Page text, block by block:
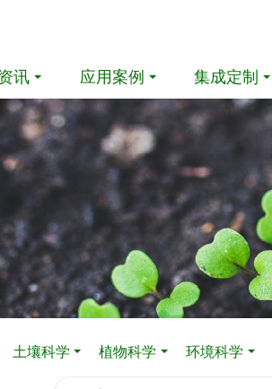
讯 应用案例 集成定制
土壤科学 植物科学 环境科学